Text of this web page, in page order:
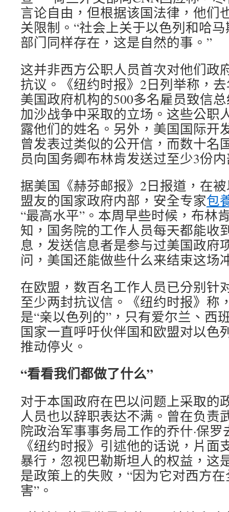
言论自由，但根据该国法律，他们
关限制。“社会上关于以色列和哈
部门同样存在，这是自然的事。”
这并非西方公职人员首次对他们政
抗议。《纽约时报》2日列举称，
美国政府机构的500多名雇员致信
加沙战争中采取的立场。这些公职
露他们的姓名。另外，美国国际开
曾发表过类似的公开信，而数十名
员向国务卿布林肯发送过至少3份
据美国《赫芬邮报》2日报道，在
盟友的国家政府内部，安全专家包
“最高水平”。本周早些时候，布林
知，国务院的工作人员每天都能收
息，发送信息者是参与过美国政府
问，美国还能做些什么来结束这场
在欧盟，数百名工作人员已分别针
至少两封抗议信。《纽约时报》称
是“亲以色列的”，只有爱尔兰、西
国家一直呼吁伙伴国和欧盟对以色
推动停火。
“看看我们都做了什么”
对于本国政府在巴以问题上采取的
人员也以辞职表达不满。曾在负责
院政治军事事务局工作的乔什·保
《纽约时报》引述他的话说，片面
暴行，忽视巴勒斯坦人的权益，这
是政策上的失败，“因为它对西方
害”。